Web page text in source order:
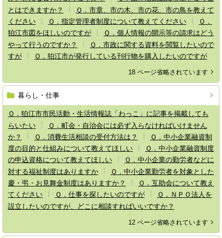
とはできますか？
Ｑ．市章、市の木、市の花、市の鳥を教えて
ください
Ｑ．指定管理者制度について教えてください
Ｑ．
狛江市図をほしいのですが
Ｑ．個人情報の開示等の請求はどう
やって行うのですか？
Ｑ．市政に関する資料を閲覧したいので
すが
Ｑ．狛江市が発行している刊行物を購入したいのですが
18 ページ省略されています
暮らし・仕事
Ｑ．狛江市市民活動・生活情報誌「わっこ」に記事を掲載しても
らいたい
Ｑ．町会・自治会には必ず入らなければいけません
か？
Ｑ．消費生活相談の受付方法は？
Ｑ．中小企業融資制
度の目的と仕組みについて教えてほしい
Ｑ．中小企業融資制度
の申込資格について教えてほしい
Ｑ．中小企業の勤労者などに
対する福祉制度はありますか
Ｑ．中小企業勤労者を対象とした
慶・弔・お見舞金制度はありますか？
Ｑ．互助会について教え
てください
Ｑ．仕事を探したいのですが
Ｑ．ＮＰＯ法人を
設立したいのですが、どこに相談すればいいですか？
12 ページ省略されています